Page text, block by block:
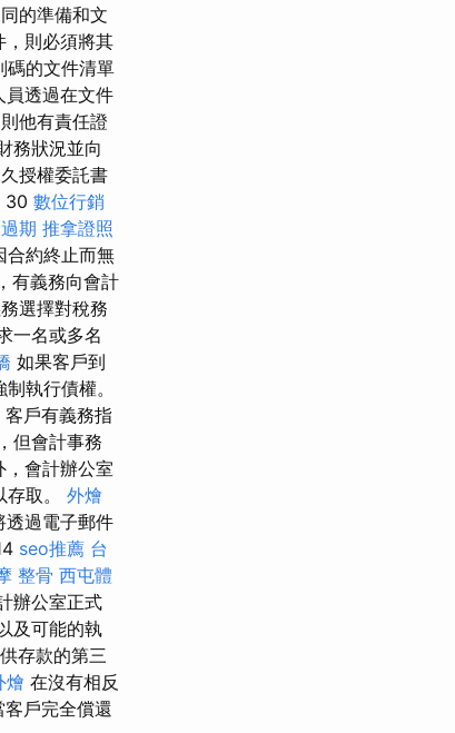
的準備和文
，則必須將其
碼的文件清單
員透過在文件
他有責任證
務狀況並向
授權委託書
30 數位行銷
期 推拿證照
合約終止而無
有義務向會計
選擇對稅務
一名或多名
如果客戶到
執行債權。
戶有義務指
但會計事務
，會計辦公室
取。 外燴
透過電子郵件
seo推薦 台
整骨 西屯體
辦公室正式
及可能的執
存款的第三
燴 在沒有相反
客戶完全償還